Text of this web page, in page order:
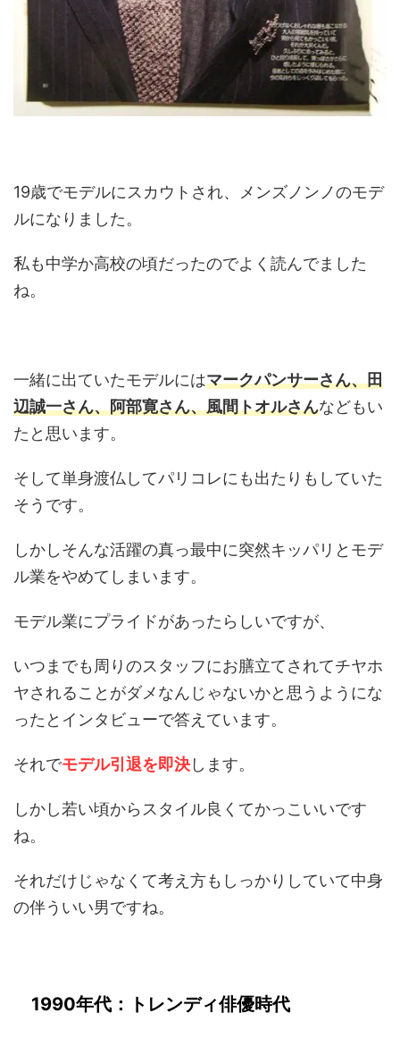
19歳でモデルにスカウトされ、メンズノンノのモデ
ルになりました。
私も中学か高校の頃だったのでよく読んでました
ね。
一緒に出ていたモデルにはマークパンサーさん、田
辺誠一さん、阿部寛さん、風間トオルさんなどもい
たと思います。
そして単身渡仏してパリコレにも出たりもしていた
そうです。
しかしそんな活躍の真っ最中に突然キッパリとモデ
ル業をやめてしまいます。
モデル業にプライドがあったらしいですが、
いつまでも周りのスタッフにお膳立てされてチヤホ
ヤされることがダメなんじゃないかと思うようにな
ったとインタビューで答えています。
それでモデル引退を即決します。
しかし若い頃からスタイル良くてかっこいいです
ね。
それだけじゃなくて考え方もしっかりしていて中身
の伴ういい男ですね。
1990年代：トレンディ俳優時代